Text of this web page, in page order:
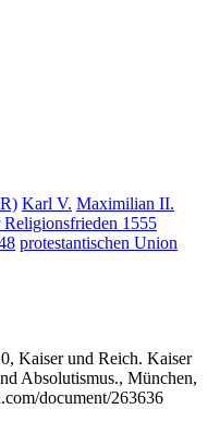
Karl V. Maximilian II.
Religionsfrieden 1555
protestantischen Union
Kaiser und Reich. Kaiser
Absolutismus., München,
document/263636